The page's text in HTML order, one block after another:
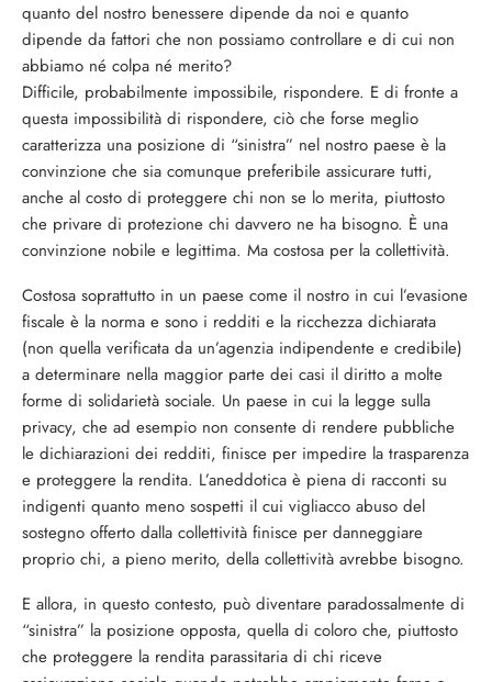
quanto del nostro benessere dipende da noi e quanto
dipende da fattori che non possiamo controllare e di cui non
abbiamo né colpa né merito?
Difficile, probabilmente impossibile, rispondere. E di fronte a
questa impossibilità di rispondere, ciò che forse meglio
caratterizza una posizione di “sinistra” nel nostro paese è la
convinzione che sia comunque preferibile assicurare tutti,
anche al costo di proteggere chi non se lo merita, piuttosto
che privare di protezione chi davvero ne ha bisogno. È una
convinzione nobile e legittima. Ma costosa per la collettività.
Costosa soprattutto in un paese come il nostro in cui l’evasione
fiscale è la norma e sono i redditi e la ricchezza dichiarata
(non quella verificata da un’agenzia indipendente e credibile)
a determinare nella maggior parte dei casi il diritto a molte
forme di solidarietà sociale. Un paese in cui la legge sulla
privacy, che ad esempio non consente di rendere pubbliche
le dichiarazioni dei redditi, finisce per impedire la trasparenza
e proteggere la rendita. L’aneddotica è piena di racconti su
indigenti quanto meno sospetti il cui vigliacco abuso del
sostegno offerto dalla collettività finisce per danneggiare
proprio chi, a pieno merito, della collettività avrebbe bisogno.
E allora, in questo contesto, può diventare paradossalmente di
“sinistra” la posizione opposta, quella di coloro che, piuttosto
che proteggere la rendita parassitaria di chi riceve